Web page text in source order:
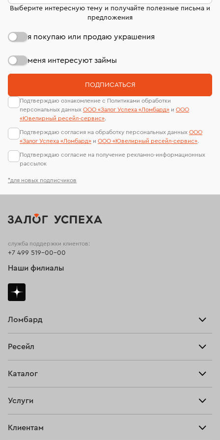
*для новых подписчиков
Выберите интересную тему и получайте полезные письма и
предложения
я покупаю или продаю украшения
меня интересуют займы
ПОДПИСАТЬСЯ
Подтверждаю ознакомление с Политиками обработки
персональных данных ООО «Залог Успеха «Ломбард» и ООО
«Ювелирный ресейл-сервиc».
Подтверждаю согласия на обработку персональных данных ООО
«Залог Успеха «Ломбард» и ООО «Ювелирный ресейл-сервиc».
Подтверждаю согласие на получение рекламно-информационных
рассылок
Ломбард
Тарифы
Ресейл
Купить
Каталог
Серьги
Услуги
Клиентам
служба поддержки клиентов:
+7 499 519-00-00
Наши филиалы